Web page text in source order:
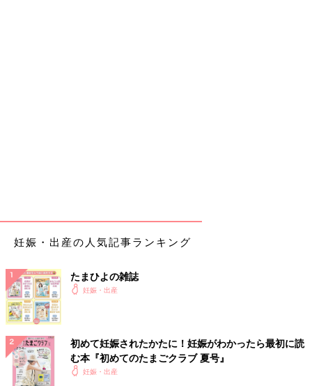
妊娠・出産の人気記事ランキング
たまひよの雑誌
妊娠・出産
初めて妊娠されたかたに！妊娠がわかったら最初に読
む本『初めてのたまごクラブ 夏号』
妊娠・出産